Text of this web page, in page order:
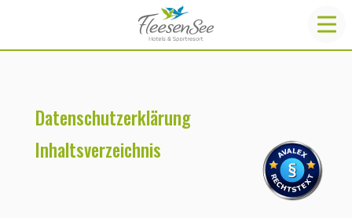
Datenschutzerklärung
Inhaltsverzeichnis